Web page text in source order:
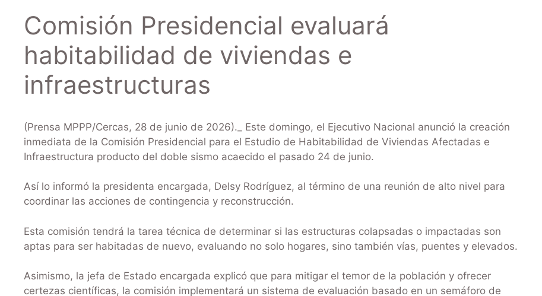
Comisión Presidencial evaluará
habitabilidad de viviendas e
infraestructuras
(Prensa MPPP/Cercas, 28 de junio de 2026)._ Este domingo, el Ejecutivo Nacional anunció la creación
inmediata de la Comisión Presidencial para el Estudio de Habitabilidad de Viviendas Afectadas e
Infraestructura producto del doble sismo acaecido el pasado 24 de junio.
Así lo informó la presidenta encargada, Delsy Rodríguez, al término de una reunión de alto nivel para
coordinar las acciones de contingencia y reconstrucción.
Esta comisión tendrá la tarea técnica de determinar si las estructuras colapsadas o impactadas son
aptas para ser habitadas de nuevo, evaluando no solo hogares, sino también vías, puentes y elevados.
Asimismo, la jefa de Estado encargada explicó que para mitigar el temor de la población y ofrecer
certezas científicas, la comisión implementará un sistema de evaluación basado en un semáforo de